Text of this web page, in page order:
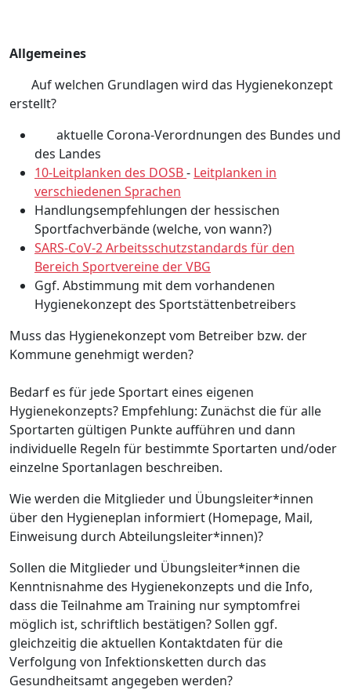
Allgemeines
Auf welchen Grundlagen wird das Hygienekonzept
erstellt?
aktuelle Corona-Verordnungen des Bundes und
des Landes
10-Leitplanken des DOSB- Leitplanken in
verschiedenen Sprachen
Handlungsempfehlungen der hessischen
Sportfachverbände (welche, von wann?)
SARS-CoV-2 Arbeitsschutzstandards für den
Bereich Sportvereine der VBG
Ggf. Abstimmung mit dem vorhandenen
Hygienekonzept des Sportstättenbetreibers
Muss das Hygienekonzept vom Betreiber bzw. der
Kommune genehmigt werden?
Bedarf es für jede Sportart eines eigenen
Hygienekonzepts? Empfehlung: Zunächst die für alle
Sportarten gültigen Punkte aufführen und dann
individuelle Regeln für bestimmte Sportarten und/oder
einzelne Sportanlagen beschreiben.
Wie werden die Mitglieder und Übungsleiter*innen
über den Hygieneplan informiert (Homepage, Mail,
Einweisung durch Abteilungsleiter*innen)?
Sollen die Mitglieder und Übungsleiter*innen die
Kenntnisnahme des Hygienekonzepts und die Info,
dass die Teilnahme am Training nur symptomfrei
möglich ist, schriftlich bestätigen? Sollen ggf.
gleichzeitig die aktuellen Kontaktdaten für die
Verfolgung von Infektionsketten durch das
Gesundheitsamt angegeben werden?